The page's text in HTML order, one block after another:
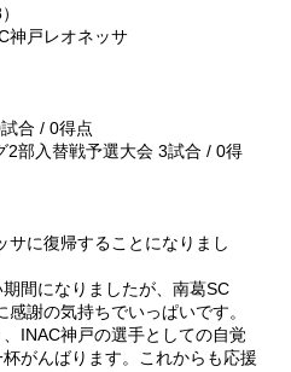
神戸レオネッサ
合 / 0得点
2部入替戦予選大会 3試合 / 0得
サに復帰することになりまし
間になりましたが、南葛SC
謝の気持ちでいっぱいです。
INAC神戸の選手としての自覚
がんばります。これからも応援